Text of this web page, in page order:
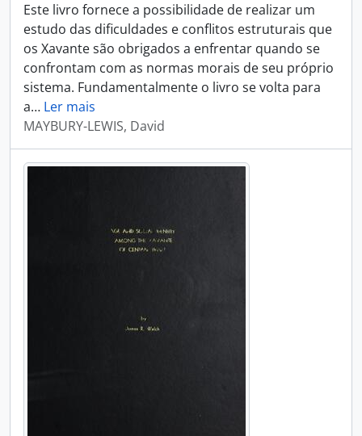
Este livro fornece a possibilidade de realizar um
estudo das dificuldades e conflitos estruturais que
os Xavante são obrigados a enfrentar quando se
confrontam com as normas morais de seu próprio
sistema. Fundamentalmente o livro se volta para
a… Ler mais
MAYBURY-LEWIS, David